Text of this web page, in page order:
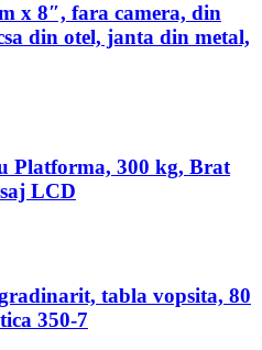
x 8″, fara camera, din
din otel, janta din metal,
Platforma, 300 kg, Brat
LCD
tabla vopsita, 80
350-7